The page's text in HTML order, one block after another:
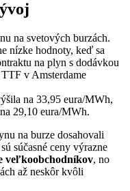
na svetových burzách.
nízke hodnoty, keď sa
na plyn s dodávkou
v Amsterdame
na 33,95 eura/MWh,
29,10 eura/MWh.
na burze dosahovali
súčasné ceny výrazne
veľkoobchodníkov, no
až neskôr kvôli